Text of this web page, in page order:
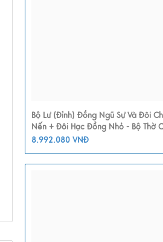
Bộ Lư (Đỉnh) Đồng Ngũ Sự Và Đôi
Nến + Đôi Hạc Đồng Nhỏ - Bộ Thờ
MNV-DD21-1
8.992.080 VNĐ